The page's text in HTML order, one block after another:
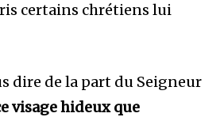
certains chrétiens lui
dire de la part du Seigneur
visage hideux que